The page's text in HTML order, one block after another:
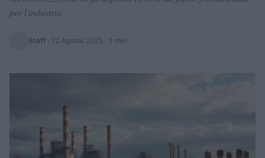
per l'industria.
Staff · 12 Agosto 2025 · 3 min